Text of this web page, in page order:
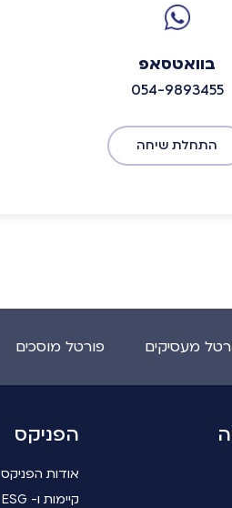
בוואטסאפ
054-9893455
התחלת שיחה
מעסיקים פורטל מוסכים
הפניקס
אודות הפניקס
קיימות ו- ESG